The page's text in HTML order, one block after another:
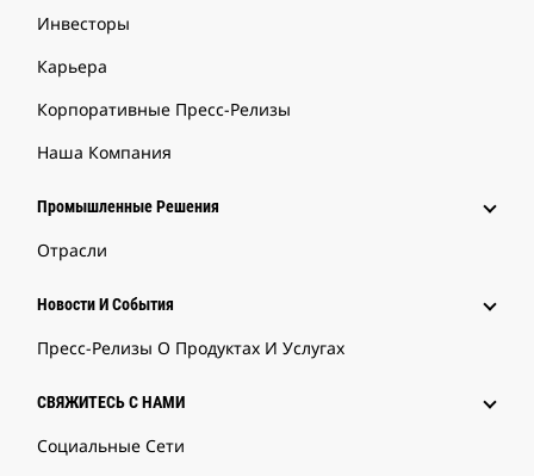
Инвесторы
Карьера
Корпоративные Пресс-Релизы
Наша Компания
Промышленные Решения
Отрасли
Новости И События
Пресс-Релизы О Продуктах И Услугах
СВЯЖИТЕСЬ С НАМИ
Социальные Сети